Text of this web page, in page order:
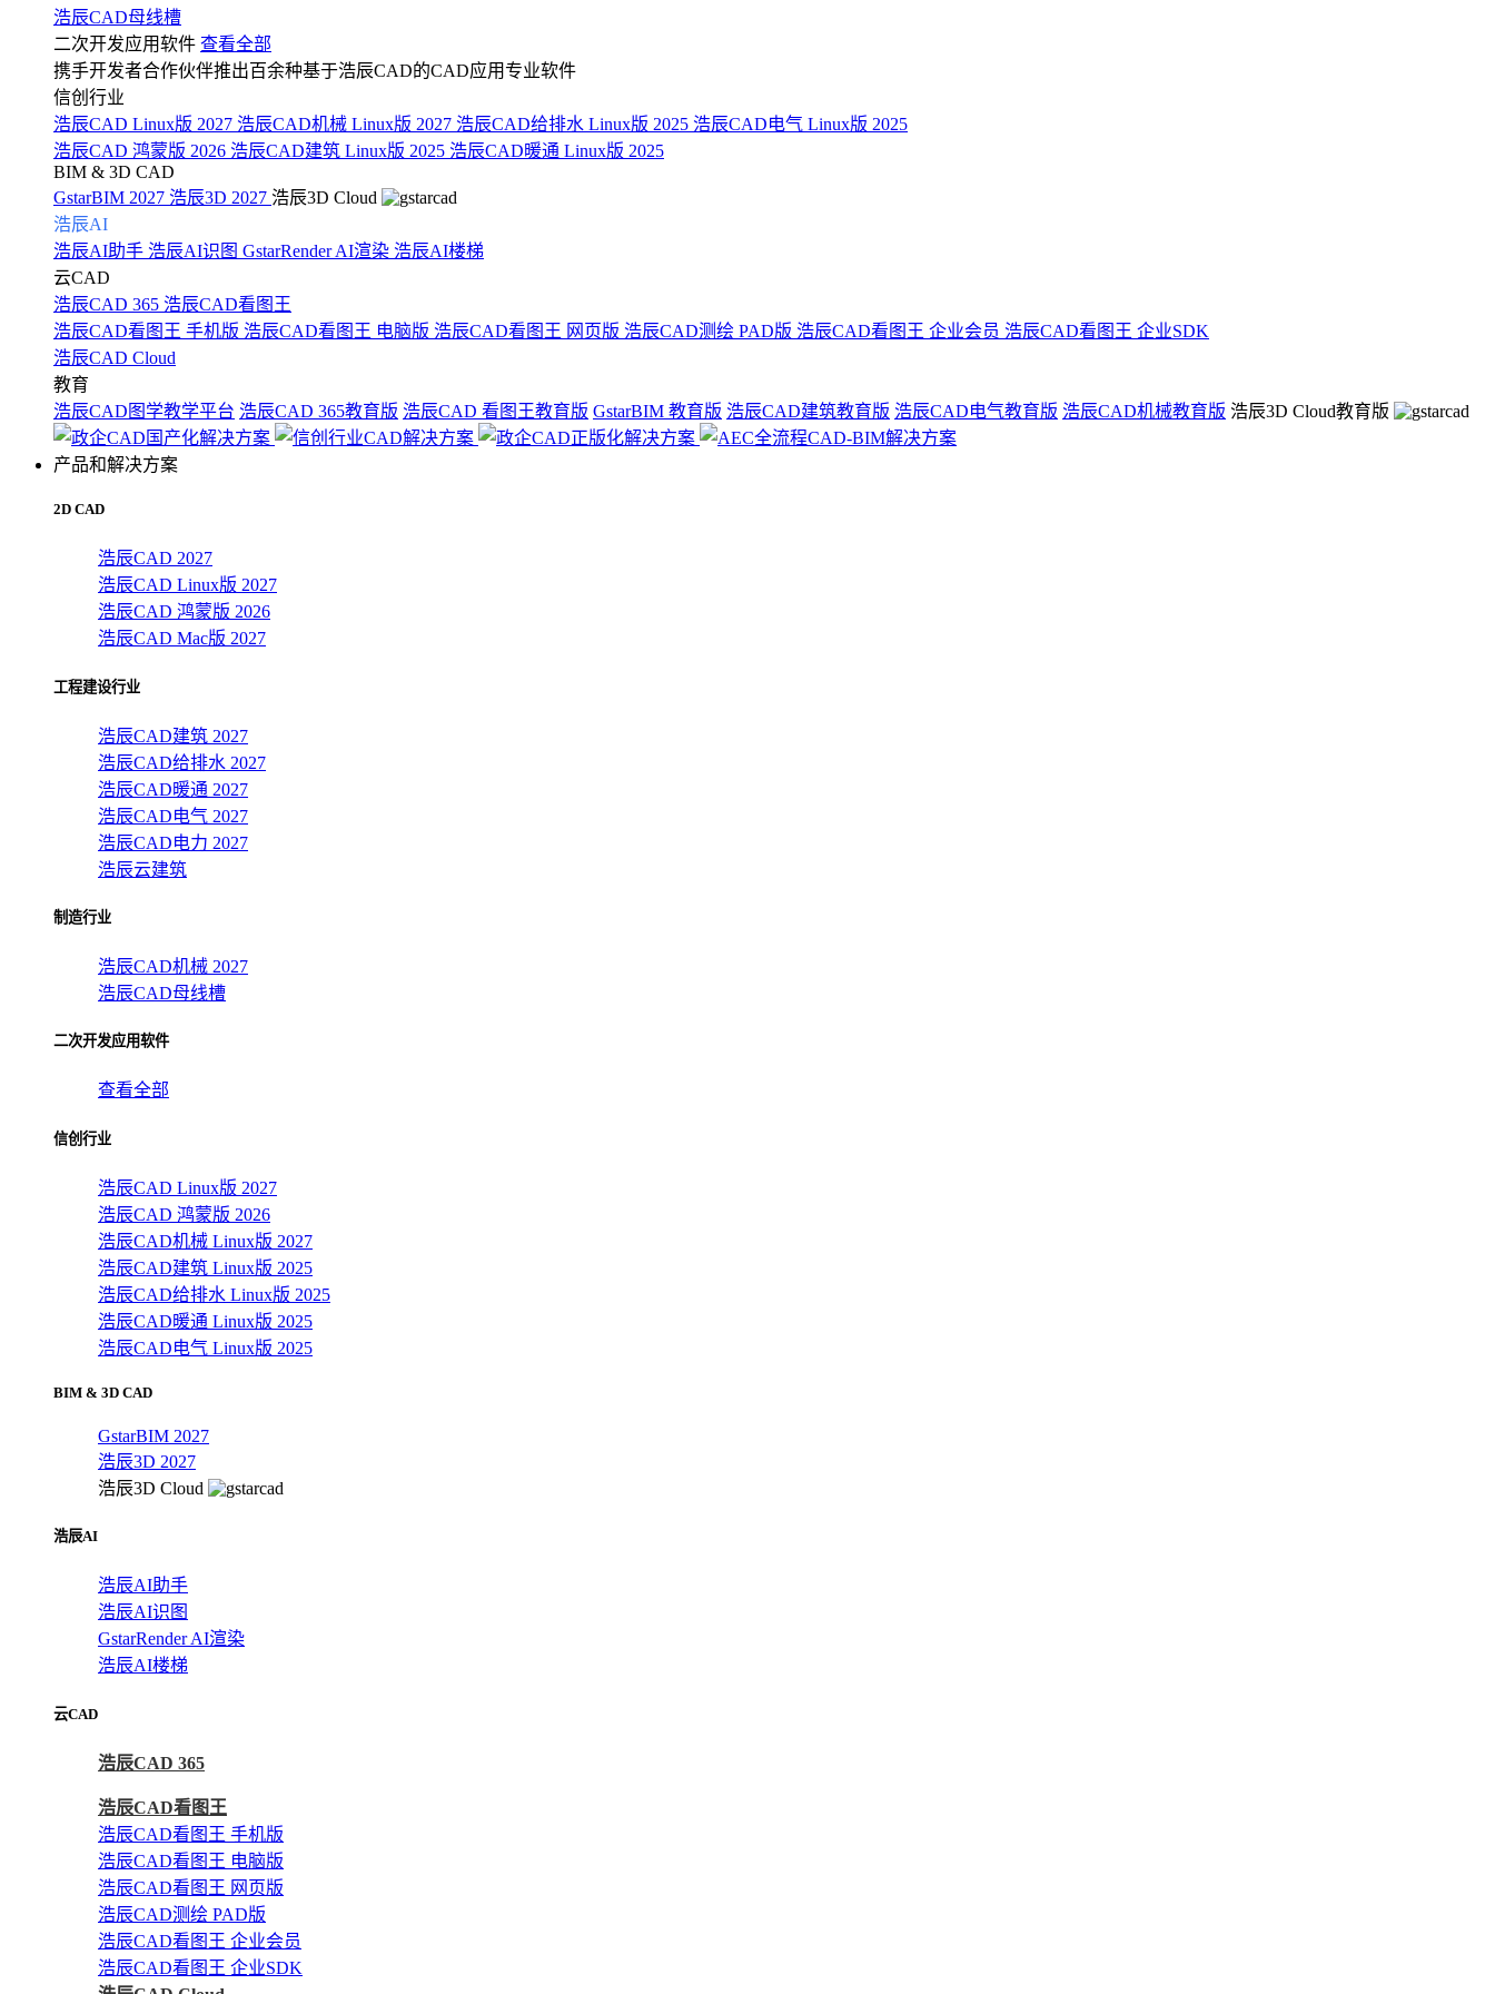
浩辰CAD母线槽
二次开发应用软件 查看全部
携手开发者合作伙伴推出百余种基于浩辰CAD的CAD应用专业软件
信创行业
浩辰CAD Linux版 2027 浩辰CAD机械 Linux版 2027 浩辰CAD给排水 Linux版 2025 浩辰CAD电气 Linux版 2025
浩辰CAD 鸿蒙版 2026 浩辰CAD建筑 Linux版 2025 浩辰CAD暖通 Linux版 2025
BIM & 3D CAD
GstarBIM 2027 浩辰3D 2027 浩辰3D Cloud
浩辰AI
浩辰AI助手 浩辰AI识图 GstarRender AI渲染 浩辰AI楼梯
云CAD
浩辰CAD 365 浩辰CAD看图王
浩辰CAD看图王 手机版 浩辰CAD看图王 电脑版 浩辰CAD看图王 网页版 浩辰CAD测绘 PAD版 浩辰CAD看图王 企业会员 浩辰CAD看图王 企业SDK
浩辰CAD Cloud
教育
浩辰CAD图学教学平台 浩辰CAD 365教育版 浩辰CAD 看图王教育版 GstarBIM 教育版 浩辰CAD建筑教育版 浩辰CAD电气教育版 浩辰CAD机械教育版 浩辰3D Cloud教育版
产品和解决方案
2D CAD
浩辰CAD 2027
浩辰CAD Linux版 2027
浩辰CAD 鸿蒙版 2026
浩辰CAD Mac版 2027
工程建设行业
浩辰CAD建筑 2027
浩辰CAD给排水 2027
浩辰CAD暖通 2027
浩辰CAD电气 2027
浩辰CAD电力 2027
浩辰云建筑
制造行业
浩辰CAD机械 2027
浩辰CAD母线槽
二次开发应用软件
查看全部
信创行业
浩辰CAD Linux版 2027
浩辰CAD 鸿蒙版 2026
浩辰CAD机械 Linux版 2027
浩辰CAD建筑 Linux版 2025
浩辰CAD给排水 Linux版 2025
浩辰CAD暖通 Linux版 2025
浩辰CAD电气 Linux版 2025
BIM & 3D CAD
GstarBIM 2027
浩辰3D 2027
浩辰3D Cloud
浩辰AI
浩辰AI助手
浩辰AI识图
GstarRender AI渲染
浩辰AI楼梯
云CAD
浩辰CAD 365
浩辰CAD看图王
浩辰CAD看图王 手机版
浩辰CAD看图王 电脑版
浩辰CAD看图王 网页版
浩辰CAD测绘 PAD版
浩辰CAD看图王 企业会员
浩辰CAD看图王 企业SDK